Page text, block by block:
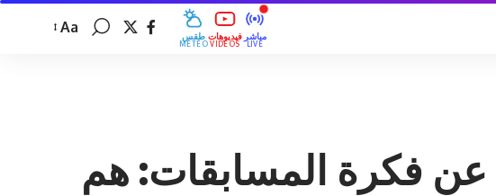
طقس
MÉTÉO
فيديوهات
VIDÉOS
مباشر
LIVE
Aa
عن فكرة المسابقات: هم